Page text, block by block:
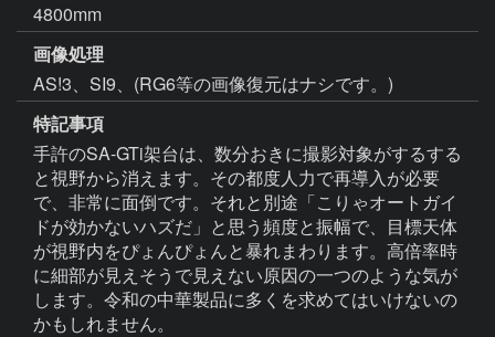
4800mm
画像処理
AS!3、SI9、(RG6等の画像復元はナシです。)
特記事項
手許のSA-GTi架台は、数分おきに撮影対象がするする
と視野から消えます。その都度人力で再導入が必要
で、非常に面倒です。それと別途「こりゃオートガイ
ドが効かないハズだ」と思う頻度と振幅で、目標天体
が視野内をぴょんぴょんと暴れまわります。高倍率時
に細部が見えそうで見えない原因の一つのような気が
します。令和の中華製品に多くを求めてはいけないの
かもしれません。